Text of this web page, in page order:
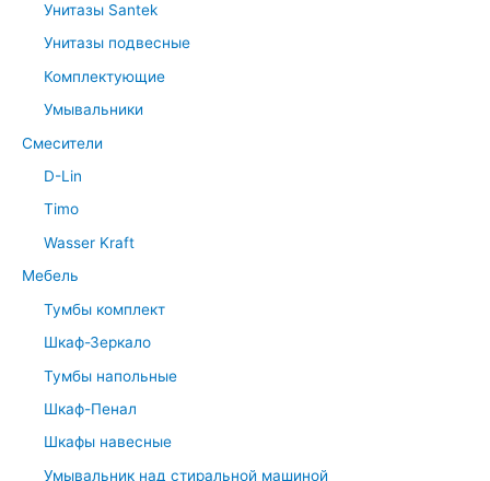
Унитазы Santek
Унитазы подвесные
Комплектующие
Умывальники
Смесители
D-Lin
Timo
Wasser Kraft
Мебель
Тумбы комплект
Шкаф-Зеркало
Тумбы напольные
Шкаф-Пенал
Шкафы навесные
Умывальник над стиральной машиной